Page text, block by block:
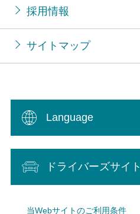
採用情報
サイトマップ
Language
ドライバーズサイト
当Webサイトのご利用条件